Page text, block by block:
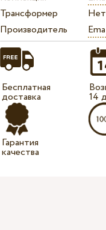
Трансформер
Нет
Производитель
Бесплатная
доставка
Гарантия
качества
14